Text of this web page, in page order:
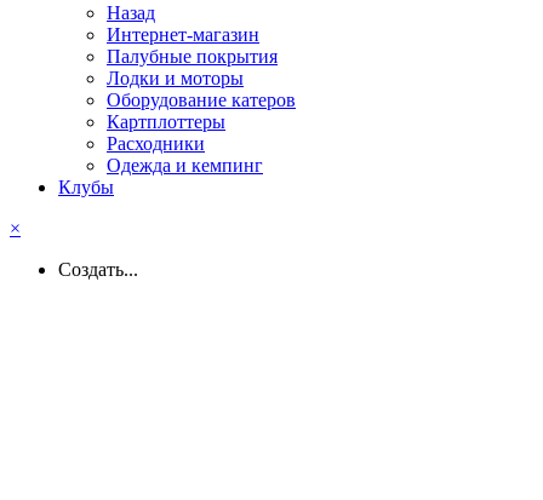
Назад
Интернет-магазин
Палубные покрытия
Лодки и моторы
Оборудование катеров
Картплоттеры
Расходники
Одежда и кемпинг
Клубы
×
Создать...